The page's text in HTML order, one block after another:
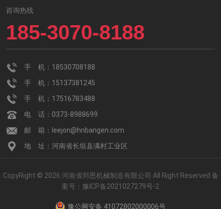
咨询热线
185-3070-8188
手 机：18530708188
手 机：15137381245
手 机：17516783488
电 话：0373-8988699
邮 箱：leejon@hnbangen.com
地 址：河南省长垣县满村工业区
CopyRight © 2026 河南省邦恩机械制造有限公司 All Right Reserved 备
案号： 豫ICP备2021027279号-2
豫公网安备 41072802000006号